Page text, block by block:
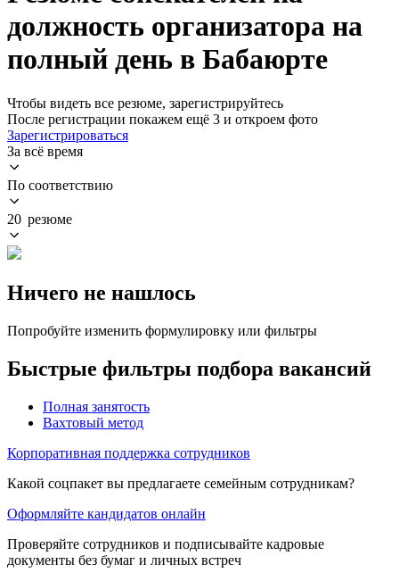
должность организатора на
полный день в Бабаюрте
Чтобы видеть все резюме, зарегистрируйтесь
После регистрации покажем ещё 3 и откроем фото
Зарегистрироваться
За всё время
По соответствию
20 резюме
Ничего не нашлось
Попробуйте изменить формулировку или фильтры
Быстрые фильтры подбора вакансий
Полная занятость
Вахтовый метод
Корпоративная поддержка сотрудников
Какой соцпакет вы предлагаете семейным сотрудникам?
Оформляйте кандидатов онлайн
Проверяйте сотрудников и подписывайте кадровые
документы без бумаг и личных встреч